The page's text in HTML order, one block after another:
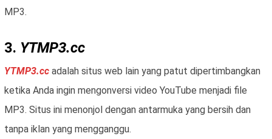
MP3.
3. YTMP3.cc
YTMP3.cc adalah situs web lain yang patut dipertimbangkan
ketika Anda ingin mengonversi video YouTube menjadi file
MP3. Situs ini menonjol dengan antarmuka yang bersih dan
tanpa iklan yang mengganggu.